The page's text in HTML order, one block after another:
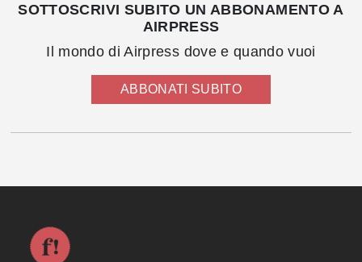
SOTTOSCRIVI SUBITO UN ABBONAMENTO A
AIRPRESS
Il mondo di Airpress dove e quando vuoi
ABBONATI SUBITO